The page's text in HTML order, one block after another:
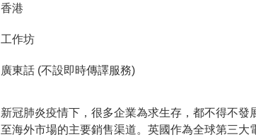
香港
工作坊
廣東話 (不設即時傳譯服務)
新冠肺炎疫情下，很多企業為求生存，都不得不發
至海外市場的主要銷售渠道。英國作為全球第三大